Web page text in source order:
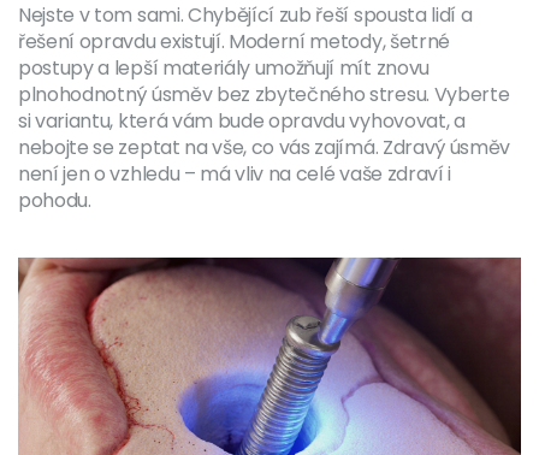
Nejste v tom sami. Chybějící zub řeší spousta lidí a
řešení opravdu existují. Moderní metody, šetrné
postupy a lepší materiály umožňují mít znovu
plnohodnotný úsměv bez zbytečného stresu. Vyberte
si variantu, která vám bude opravdu vyhovovat, a
nebojte se zeptat na vše, co vás zajímá. Zdravý úsměv
není jen o vzhledu – má vliv na celé vaše zdraví i
pohodu.